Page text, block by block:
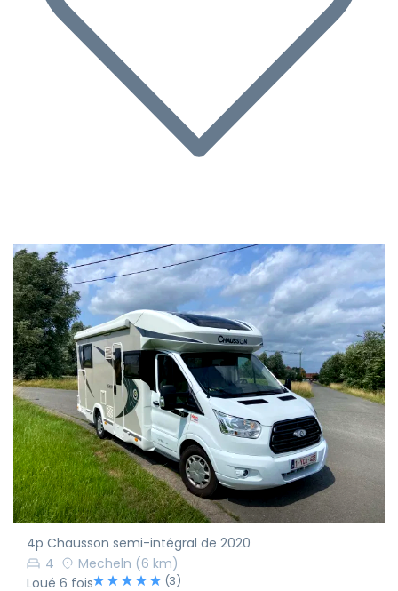
4p Chausson semi-intégral de 2020
4
Mecheln (6 km)
Loué 6 fois
(3)